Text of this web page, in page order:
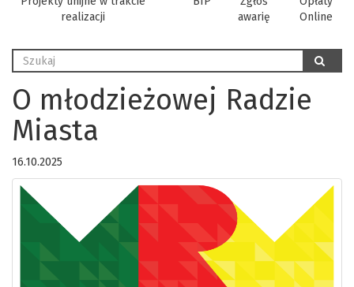
realizacji
awarię
Online
Wyszukaj szukaj
O młodzieżowej Radzie
Miasta
16.10.2025